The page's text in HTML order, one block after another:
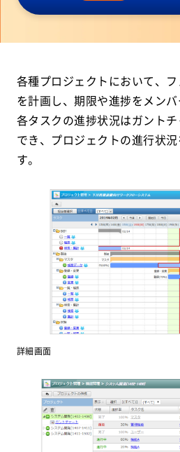
各種プロジェクトにおいて、
を計画し、期限や進捗をメンバ
各タスクの進捗状況はガント
でき、プロジェクトの進行状
す。
詳細画面